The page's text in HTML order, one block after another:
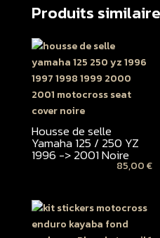
Produits
Housse de selle
Yamaha 125 / 250 YZ
1996 -> 2001 Noire
85,00€